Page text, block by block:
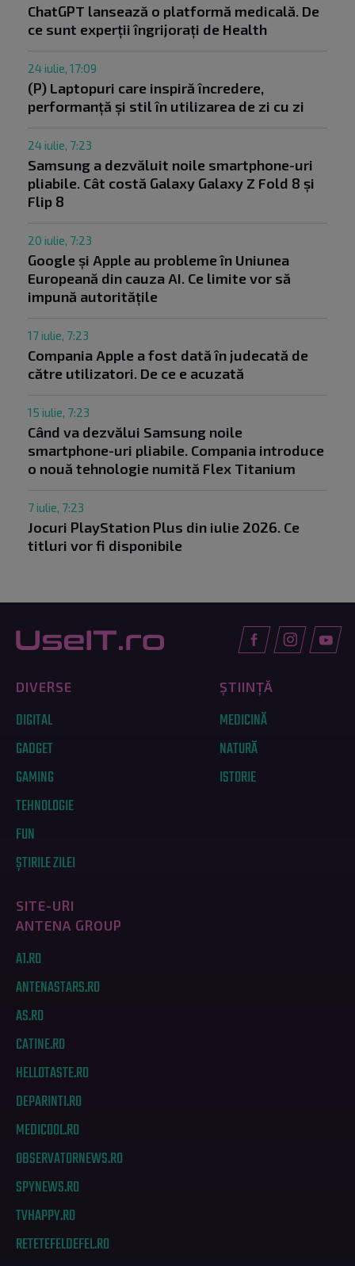
ChatGPT lansează o platformă medicală. De
ce sunt experții îngrijorați de Health
24 iulie, 17:09
(P) Laptopuri care inspiră încredere,
performanță și stil în utilizarea de zi cu zi
24 iulie, 7:23
Samsung a dezvăluit noile smartphone-uri
pliabile. Cât costă Galaxy Galaxy Z Fold 8 și
Flip 8
20 iulie, 7:23
Google și Apple au probleme în Uniunea
Europeană din cauza AI. Ce limite vor să
impună autoritățile
17 iulie, 7:23
Compania Apple a fost dată în judecată de
către utilizatori. De ce e acuzată
15 iulie, 7:23
Când va dezvălui Samsung noile
smartphone-uri pliabile. Compania introduce
o nouă tehnologie numită Flex Titanium
7 iulie, 7:23
Jocuri PlayStation Plus din iulie 2026. Ce
titluri vor fi disponibile
DIVERSE
DIGITAL
GADGET
GAMING
TEHNOLOGIE
FUN
ȘTIRILE ZILEI
ȘTIINȚĂ
MEDICINĂ
NATURĂ
ISTORIE
SITE-URI
ANTENA GROUP
A1.RO
ANTENASTARS.RO
AS.RO
CATINE.RO
HELLOTASTE.RO
DEPARINTI.RO
MEDICOOL.RO
OBSERVATORNEWS.RO
SPYNEWS.RO
TVHAPPY.RO
RETETEFELDEFEL.RO